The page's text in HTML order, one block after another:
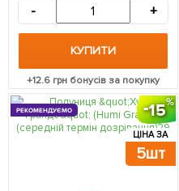
- +
КУПИТИ
+12.6 грн бонусів за покупку
15
ЦІНА ЗА
5шт
РЕКОМЕНДУЄМО